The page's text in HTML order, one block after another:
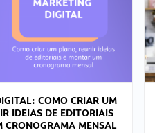
COMO CRIAR UM
IDEIAS DE EDITORIAIS
CRONOGRAMA MENSAL